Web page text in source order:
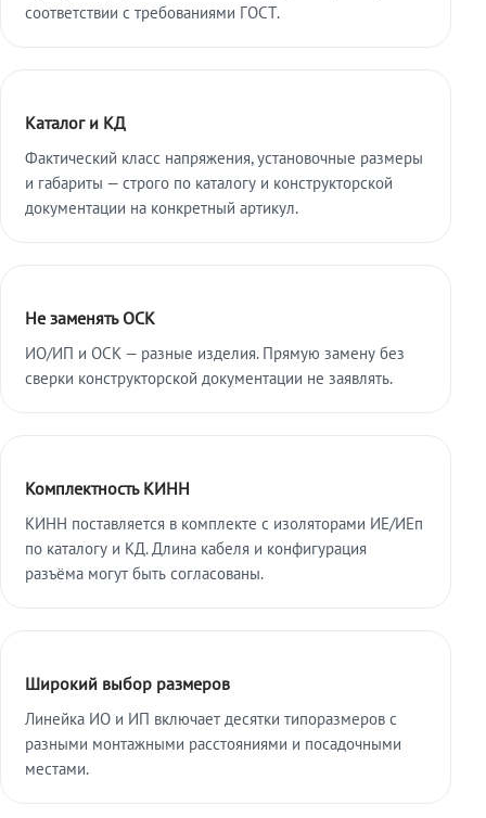
соответствии с требованиями ГОСТ.
Каталог и КД
Фактический класс напряжения, установочные размеры
и габариты — строго по каталогу и конструкторской
документации на конкретный артикул.
Не заменять ОСК
ИО/ИП и ОСК — разные изделия. Прямую замену без
сверки конструкторской документации не заявлять.
Комплектность КИНН
КИНН поставляется в комплекте с изоляторами ИЕ/ИЕп
по каталогу и КД. Длина кабеля и конфигурация
разъёма могут быть согласованы.
Широкий выбор размеров
Линейка ИО и ИП включает десятки типоразмеров с
разными монтажными расстояниями и посадочными
местами.